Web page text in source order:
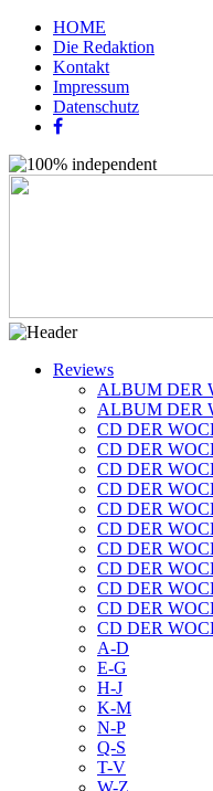
HOME
Die Redaktion
Kontakt
Impressum
Datenschutz
Reviews
ALBUM DER
ALBUM DER
CD DER
CD DER
CD DER
CD DER
CD DER
CD DER
CD DER
CD DER
CD DER
CD DER
CD DER
A-D
E-G
H-J
K-M
N-P
Q-S
T-V
W-Z